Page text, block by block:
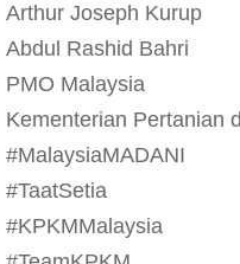
Arthur Joseph Kurup
Abdul Rashid Bahri
PMO Malaysia
Kementerian Pertanian
#MalaysiaMADANI
#TaatSetia
#KPKMMalaysia